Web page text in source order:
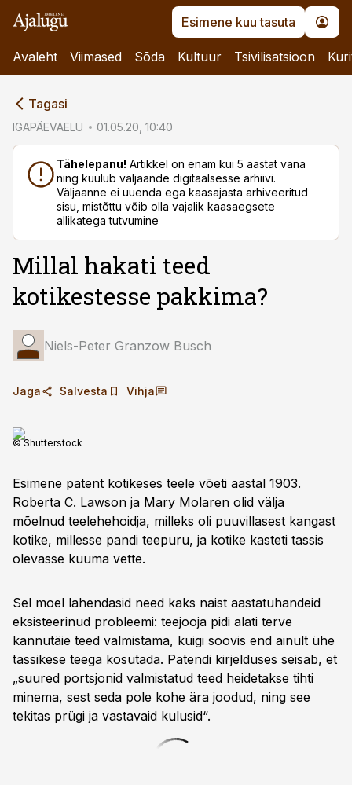
Esimene kuu tasuta
Avaleht Viimased Sõda Kultuur Tsivilisatsioon
Tagasi
IGAPÄEVAELU 01.05.20, 10:40
Tähelepanu! Artikkel on enam kui 5 aastat vana
ning kuulub väljaande digitaalsesse arhiivi.
Väljaanne ei uuenda ega kaasajasta arhiveeritud
sisu, mistõttu võib olla vajalik kaasaegsete
allikatega tutvumine
Millal hakati teed
kotikestesse pakkima?
Niels-Peter Granzow Busch
Jaga Salvesta Vihja
© Shutterstock
Esimene patent kotikeses teele võeti aastal 1903.
Roberta C. Lawson ja Mary Molaren olid välja
mõelnud teelehehoidja, milleks oli puu­villasest kangast
kotike, millesse pandi teepuru, ja kotike kasteti tassis
olevasse kuuma vette.
Sel moel lahendasid need kaks naist aasta­tuhandeid
eksisteerinud probleemi: teejooja pidi alati terve
kannutäie teed valmistama, kuigi soovis end ainult ühe
tassikese teega kosutada. Patendi kirjelduses seisab, et
„suured portsjonid valmistatud teed heidetakse tihti
minema, sest seda pole kohe ära joodud, ning see
tekitas prügi ja vastavaid kulusid“.